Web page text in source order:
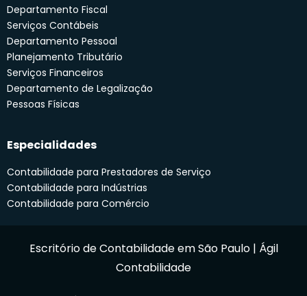
Departamento Fiscal
Serviços Contábeis
Departamento Pessoal
Planejamento Tributário
Serviços Financeiros
Departamento de Legalização
Pessoas Físicas
Especialidades
Contabilidade para Prestadores de Serviço
Contabilidade para Indústrias
Contabilidade para Comércio
Escritório de Contabilidade em São Paulo | Ágil
Contabilidade